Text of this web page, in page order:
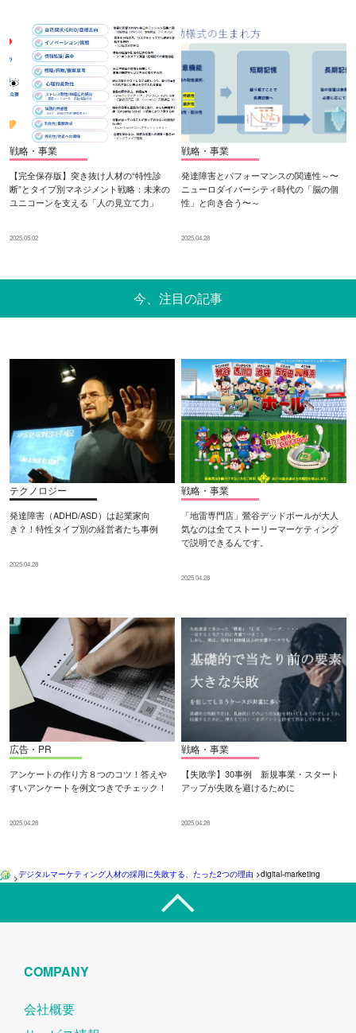
戦略・事業
【完全保存版】突き抜け人材の“特性診
断”とタイプ別マネジメント戦略：未来の
ユニコーンを支える「人の見立て力」
2025.05.02
戦略・事業
発達障害とパフォーマンスの関連性～〜
ニューロダイバーシティ時代の「脳の個
性」と向き合う〜～
2025.04.28
今、注目の記事
テクノロジー
発達障害（ADHD/ASD）は起業家向
き？！特性タイプ別の経営者たち事例
2025.04.28
戦略・事業
「地雷専門店」鶯谷デッドボールが大人
気なのは全てストーリーマーケティング
で説明できるんです。
2025.04.28
広告・PR
アンケートの作り方８つのコツ！答えや
すいアンケートを例文つきでチェック！
2025.04.28
戦略・事業
【失敗学】30事例 新規事業・スタート
アップが失敗を避けるために
2025.04.28
>デジタルマーケティング人材の採用に失敗する、たった2つの理由 >digital-marketing
COMPANY
会社概要